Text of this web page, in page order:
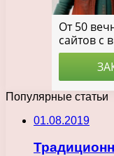
Популярные статьи
01.08.2019